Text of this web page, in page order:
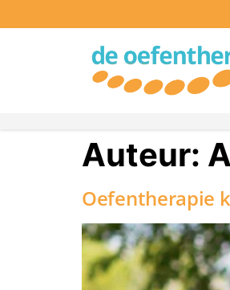
Auteur:
Oefentherapie